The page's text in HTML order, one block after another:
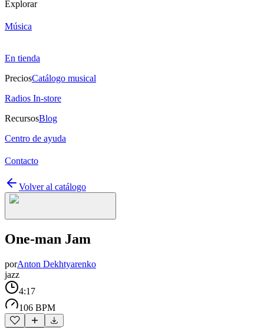
Explorar
Música
En tienda
PreciosCatálogo musical
Radios In-store
RecursosBlog
Centro de ayuda
Contacto
Volver al catálogo
One-man Jam
porAnton Dekhtyarenko
jazz
4:17
106 BPM